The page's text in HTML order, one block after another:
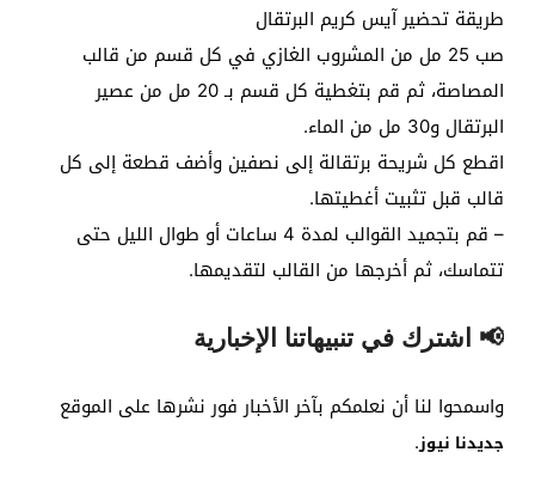
طريقة تحضير آيس كريم البرتقال
صب 25 مل من المشروب الغازي في كل قسم من قالب
المصاصة، ثم قم بتغطية كل قسم بـ 20 مل من عصير
البرتقال و30 مل من الماء.
اقطع كل شريحة برتقالة إلى نصفين وأضف قطعة إلى كل
قالب قبل تثبيت أغطيتها.
– قم بتجميد القوالب لمدة 4 ساعات أو طوال الليل حتى
تتماسك، ثم أخرجها من القالب لتقديمها.
📢 اشترك في تنبيهاتنا الإخبارية
واسمحوا لنا أن نعلمكم بآخر الأخبار فور نشرها على الموقع
جديدنا نيوز.